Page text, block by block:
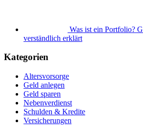
Was ist ein Portfolio?
verständlich erklärt
Kategorien
Altersvorsorge
Geld anlegen
Geld sparen
Nebenverdienst
Schulden & Kredite
Versicherungen